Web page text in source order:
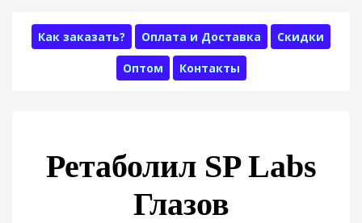
Как заказать? Оплата и Доставка Скидки
Оптом Контакты
Ретаболил SP Labs
Глазов